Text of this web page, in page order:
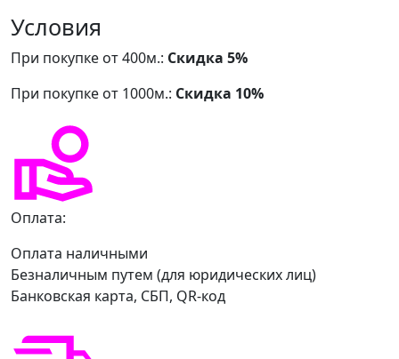
Условия
При покупке от 400м.: Скидка 5%
При покупке от 1000м.: Скидка 10%
Оплата:
Оплата наличными
Безналичным путем (для юридических лиц)
Банковская карта, СБП, QR-код